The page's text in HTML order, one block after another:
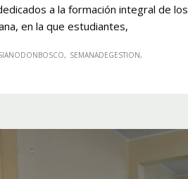
a la formación integral de los
en la que estudiantes,
SEMANADEGESTION